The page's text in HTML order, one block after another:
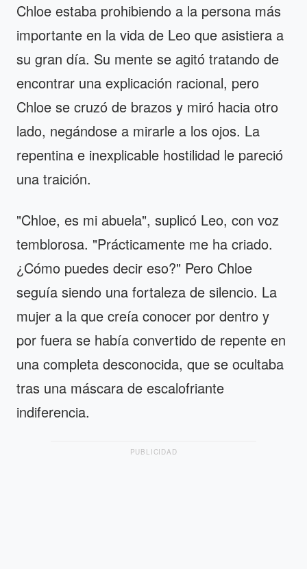
Chloe estaba prohibiendo a la persona más
importante en la vida de Leo que asistiera a
su gran día. Su mente se agitó tratando de
encontrar una explicación racional, pero
Chloe se cruzó de brazos y miró hacia otro
lado, negándose a mirarle a los ojos. La
repentina e inexplicable hostilidad le pareció
una traición.
"Chloe, es mi abuela", suplicó Leo, con voz
temblorosa. "Prácticamente me ha criado.
¿Cómo puedes decir eso?" Pero Chloe
seguía siendo una fortaleza de silencio. La
mujer a la que creía conocer por dentro y
por fuera se había convertido de repente en
una completa desconocida, que se ocultaba
tras una máscara de escalofriante
indiferencia.
PUBLICIDAD